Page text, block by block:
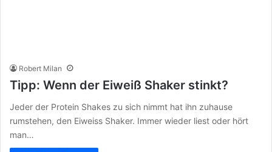
Robert Milan
Tipp: Wenn der Eiweiß Shaker stinkt?
Jeder der Protein Shakes zu sich nimmt hat ihn zuhause
rumstehen, den Eiweiss Shaker. Immer wieder liest oder hört
man…